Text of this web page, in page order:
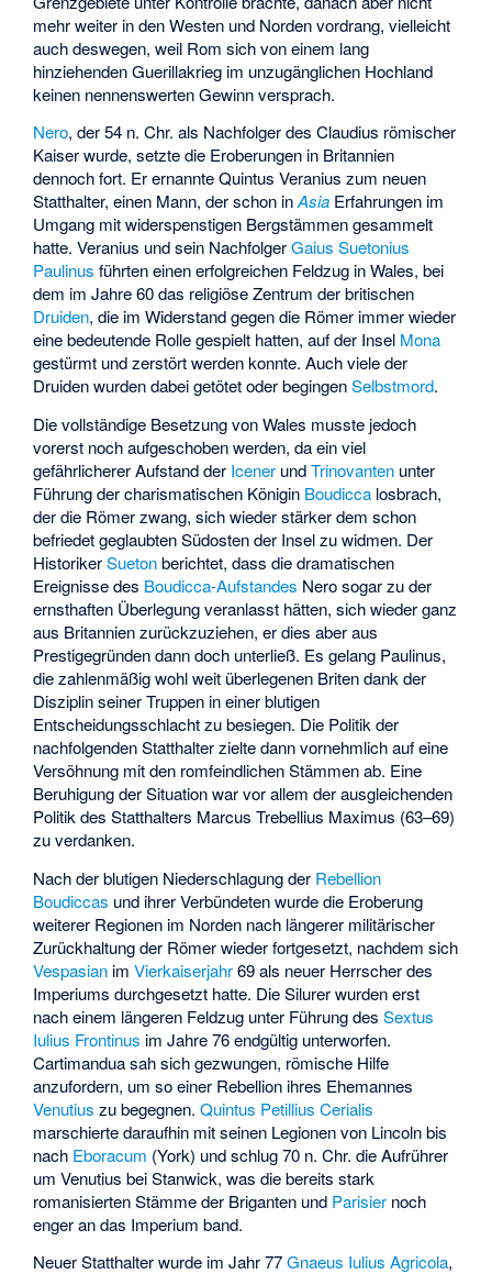
mehr weiter in den Westen und Norden vordrang, vielleicht
auch deswegen, weil Rom sich von einem lang
hinziehenden Guerillakrieg im unzugänglichen Hochland
keinen nennenswerten Gewinn versprach.
Nero, der 54 n. Chr. als Nachfolger des Claudius römischer
Kaiser wurde, setzte die Eroberungen in Britannien
dennoch fort. Er ernannteQuintus Veranius zum neuen
Statthalter, einen Mann, der schon inAsia Erfahrungen im
Umgang mit widerspenstigen Bergstämmen gesammelt
hatte. Veranius und sein NachfolgerGaius Suetonius
Paulinus führten einen erfolgreichen Feldzug in Wales, bei
dem im Jahre 60 das religiöse Zentrum der britischen
Druiden, die im Widerstand gegen die Römer immer wieder
eine bedeutende Rolle gespielt hatten, auf der Insel Mona
gestürmt und zerstört werden konnte. Auch viele der
Druiden wurden dabei getötet oder begingenSelbstmord.
Die vollständige Besetzung von Wales musste jedoch
vorerst noch aufgeschoben werden, da ein viel
gefährlicherer Aufstand der Icener undTrinovanten unter
Führung der charismatischen Königin Boudicca losbrach,
der die Römer zwang, sich wieder stärker dem schon
befriedet geglaubten Südosten der Insel zu widmen. Der
HistorikerSuetonberichtet, dass die dramatischen
Ereignisse des Boudicca-Aufstandes Nero sogar zu der
ernsthaften Überlegung veranlasst hätten, sich wieder ganz
aus Britannien zurückzuziehen, er dies aber aus
Prestigegründen dann doch unterließ. Es gelang Paulinus,
die zahlenmäßig wohl weit überlegenen Briten dank der
Disziplin seiner Truppen in einer blutigen
Entscheidungsschlacht zu besiegen. Die Politik der
nachfolgenden Statthalter zielte dann vornehmlich auf eine
Versöhnung mit den romfeindlichen Stämmen ab. Eine
Beruhigung der Situation war vor allem der ausgleichenden
Politik des Statthalters Marcus Trebellius Maximus (63–69)
zu verdanken.
Nach der blutigen Niederschlagung der Rebellion
Boudiccas und ihrer Verbündeten wurde die Eroberung
weiterer Regionen im Norden nach längerer militärischer
Zurückhaltung der Römer wieder fortgesetzt, nachdem sich
Vespasian imVierkaiserjahr69 als neuer Herrscher des
Imperiums durchgesetzt hatte. Die Silurer wurden erst
nach einem längeren Feldzug unter Führung desSextus
Iulius Frontinus im Jahre 76 endgültig unterworfen.
Cartimandua sah sich gezwungen, römische Hilfe
anzufordern, um so einer Rebellion ihres Ehemannes
Venutius zu begegnen.Quintus Petillius Cerialis
marschierte daraufhin mit seinen Legionen von Lincoln bis
nach Eboracum (York) und schlug 70 n. Chr. die Aufrührer
um Venutius beiStanwick, was die bereits stark
romanisierten Stämme der Briganten und Parisier noch
enger an das Imperium band.
Neuer Statthalter wurde im Jahr 77Gnaeus Iulius Agricola,